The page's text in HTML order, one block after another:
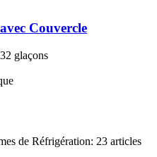
Couvercle
glaçons
de Réfrigération: 23 articles